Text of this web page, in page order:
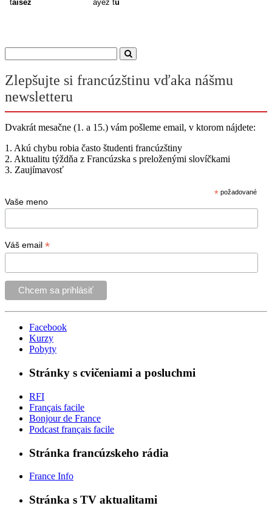
taisez ayez tu
Zlepšujte si francúzštinu vďaka nášmu
newsletteru
Dvakrát mesačne (1. a 15.) vám pošleme email, v ktorom nájdete:
1. Akú chybu robia často študenti francúzštiny
2. Aktualitu týždňa z Francúzska s preloženými slovíčkami
3. Zaujímavosť
*požadované
Vaše meno
Váš email *
Facebook
Kurzy
Pobyty
Stránky s cvičeniami a posluchmi
RFI
Français facile
Bonjour de France
Podcast français facile
Stránka francúzskeho rádia
France Info
Stránka s TV aktualitami